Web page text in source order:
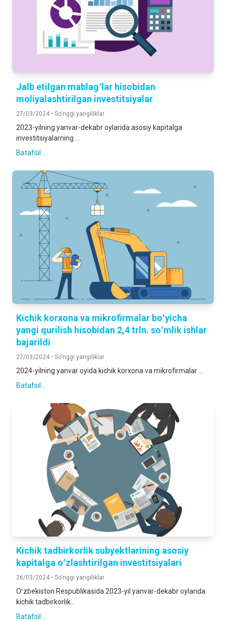
Jalb etilgan mablagʻlar hisobidan
moliyalashtirilgan investitsiyalar
27/03/2024 • So'nggi yangiliklar
2023-yilning yanvar-dekabr oylarida asosiy kapitalga
investitsiyalarning ...
Batafsil ...
Kichik korxona va mikrofirmalar boʻyicha
yangi qurilish hisobidan 2,4 trln. soʻmlik ishlar
bajarildi
27/03/2024 • So'nggi yangiliklar
2024-yilning yanvar oyida kichik korxona va mikrofirmalar ...
Batafsil ...
Kichik tadbirkorlik subyektlarining asosiy
kapitalga oʻzlashtirilgan investitsiyalari
26/03/2024 • So'nggi yangiliklar
Oʻzbekiston Respublikasida 2023-yil yanvar-dekabr oylarida
kichik tadbirkorlik...
Batafsil ...